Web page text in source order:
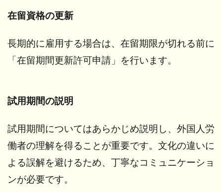
在留資格の更新
長期的に雇用する場合は、在留期限が切れる前に
「在留期間更新許可申請」を行います。
試用期間の説明
試用期間についてはあらかじめ説明し、外国人労
働者の理解を得ることが重要です。文化の違いに
よる誤解を避けるため、丁寧なコミュニケーショ
ンが必要です。